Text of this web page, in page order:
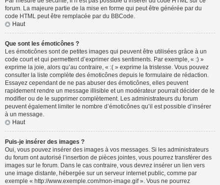
forum. La majeure partie de la mise en forme qui peut être générée par du
code HTML peut être remplacée par du BBCode.
Haut
Que sont les émoticônes ?
Les émoticônes sont de petites images qui peuvent être utilisées grâce à un
code court et qui permettent d’exprimer des sentiments. Par exemple, « :) »
exprime la joie, alors qu’au contraire, « :( » exprime la tristesse. Vous pouvez
consulter la liste complète des émoticônes depuis le formulaire de rédaction.
Essayez cependant de ne pas abuser des émoticônes, elles peuvent
rapidement rendre un message illisible et un modérateur pourrait décider de le
modifier ou de le supprimer complètement. Les administrateurs du forum
peuvent également limiter le nombre d’émoticônes qu’il est possible d’insérer
à un message.
Haut
Puis-je insérer des images ?
Oui, vous pouvez insérer des images à vos messages. Si les administrateurs
du forum ont autorisé l’insertion de pièces jointes, vous pourrez transférer des
images sur le forum. Dans le cas contraire, vous devrez insérer un lien vers
une image distante, hébergée sur un serveur internet public, comme par
exemple « http://www.exemple.com/mon-image.gif ». Vous ne pourrez